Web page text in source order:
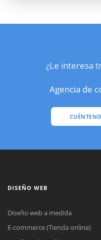
¿Le interesa
Agencia de
DISEÑO WEB
Diseño web a medida
E-commerce (Tienda online)